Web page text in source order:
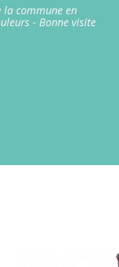
la commune en
- Bonne visite